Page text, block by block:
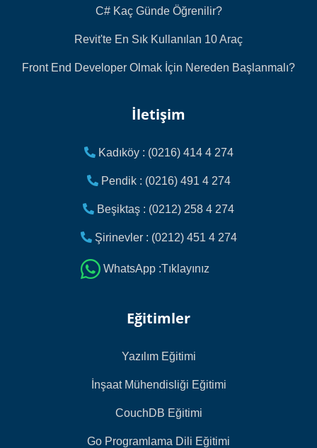
C# Kaç Günde Öğrenilir?
Revit'te En Sık Kullanılan 10 Araç
Front End Developer Olmak İçin Nereden Başlanmalı?
İletişim
Kadıköy : (0216) 414 4 274
Pendik : (0216) 491 4 274
Beşiktaş : (0212) 258 4 274
Şirinevler : (0212) 451 4 274
WhatsApp :Tıklayınız
Eğitimler
Yazılım Eğitimi
İnşaat Mühendisliği Eğitimi
CouchDB Eğitimi
Go Programlama Dili Eğitimi